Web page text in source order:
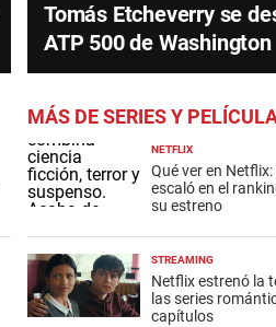
Tomás Etcheverry se
ATP 500 de Washington
MÁS DE SERIES Y
NETFLIX
Qué ver en
escaló en el
su estreno
STREAMING
Netflix estrenó la
las series
capítulos